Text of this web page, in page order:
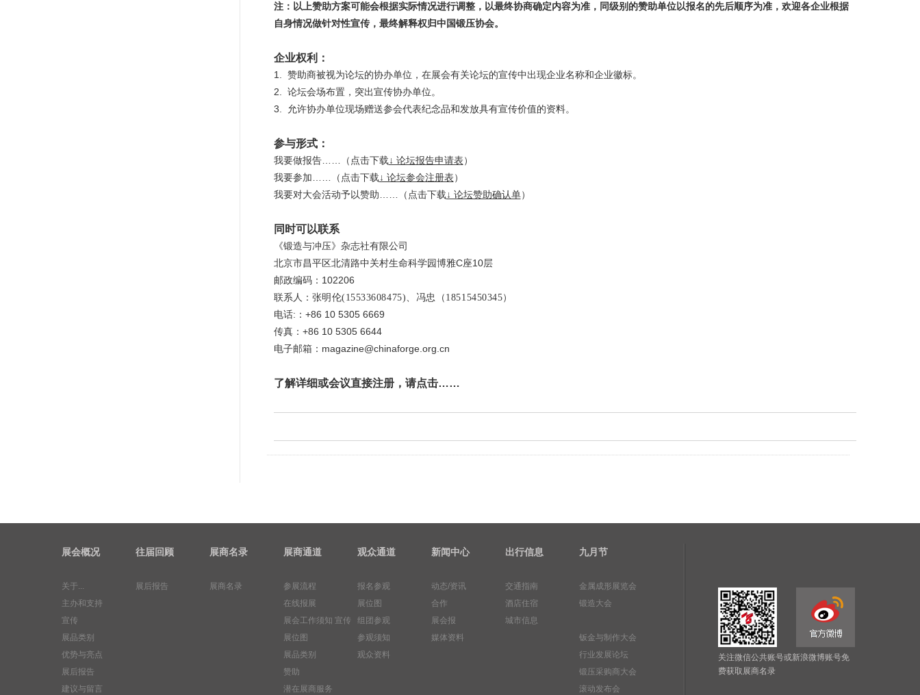
注： 以上赞助方案可能会根据实际情况进行调整，以最终协商确定内容为准，同级别的赞助单位以报名的先后顺序为准，欢迎各企业根据
自身情况做针对性宣传，最终解释权归中国锻压协会。
企业权利：
1.
赞助商被视为论坛的协办单位，在展会有关论坛的宣传中出现企业名称和企业徽标。
2.
论坛会场布置，突出宣传协办单位。
3.
允许协办单位现场赠送参会代表纪念品和发放具有宣传价值的资料。
参与形式：
我要做报告……（点击下载↓ 论坛报告申请表）
我要参加……（点击下载↓ 论坛参会注册表）
我要对大会活动予以赞助……（点击下载↓ 论坛赞助确认单）
同时可以联系
《锻造与冲压》杂志社有限公司
北京市昌平区北清路中关村生命科学园博雅C座10层
邮政编码：102206
联系人： 张明伦(15533608475)、 冯忠（18515450345）
电话:：+86 10 5305 6669
传真：+86 10 5305 6644
电子邮箱： magazine@chinaforge.org.cn
了解详细或会议直接注册，请点击……
展会概况
关于...
主办和支持
宣传
展品类别
优势与亮点
展后报告
建议与留言
往届回顾
展后报告
展商名录
展商名录
展商通道
参展流程
在线报展
展会工作须知 宣传
展位图
展品类别
赞助
潜在展商服务
观众通道
报名参观
展位图
组团参观
参观须知
观众资料
新闻中心
动态/资讯
合作
展会报
媒体资料
出行信息
交通指南
酒店住宿
城市信息
九月节
金属成形展览会
锻造大会
钣金与制作大会
行业发展论坛
锻压采购商大会
滚动发布会
关注微信公共账号或新浪微博账号免
费获取展商名录